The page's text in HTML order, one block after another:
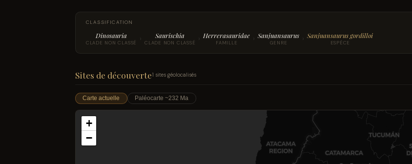
CLASSIFICATION
Dinosauria
CLADE NON CLASSÉ › Saurischia
CLADE NON CLASSÉ › Herrerasauridae
FAMILLE › Sanjuansaurus
GENRE › Sanjuansaurus gordilloi
ESPÈCE
Sites de découverte1 sites géolocalisés
Carte actuelle Paléocarte ~232 Ma
+
−